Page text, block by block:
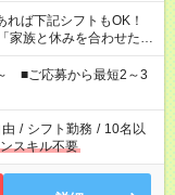
」 「できれば残業はし
ワーク希望
間と、もう1つのお仕事
合は応募できません。
■ご応募から最短2～3
/ シフト勤務 / 10名以
スキル不要